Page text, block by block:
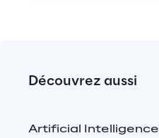
Découvrez aussi
Artificial Intelligence